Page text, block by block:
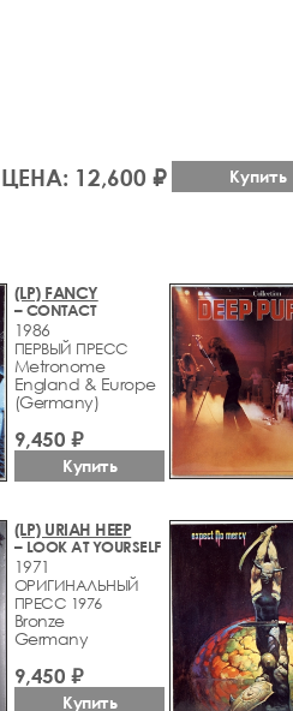
ЦЕНА: 12,600 ₽ Купить
(LP) FANCY
– CONTACT
1986
ПЕРВЫЙ ПРЕСС
Metronome
England & Europe
(Germany)
9,450 ₽
Купить
(LP) URIAH HEEP
– LOOK AT YOURSELF
1971
ОРИГИНАЛЬНЫЙ
ПРЕСС 1976
Bronze
Germany
9,450 ₽
Купить